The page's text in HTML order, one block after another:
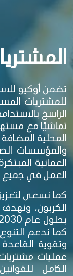
تضمن أوكيو
للمشتريات
الراسخ
المحلية المضافة
والمؤسسات
العمانية
العمل في جميع
كما نسعى
كما ندعم
وتقوية
عمليات